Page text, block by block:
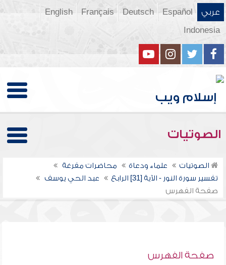
عربي Español
Deutsch
Français
English
Indonesia
الصوتيات
الصوتيات علماء ودعاة
محاضرات مفرغة
تفسير سورة النور - الآية [31] الرابع
عبد الحي يوسف
صفحة الفهرس
صفحة الفهرس